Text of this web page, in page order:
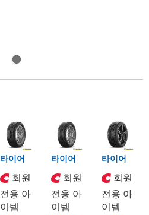
타이어
회원
전용 아
이템
타이어
회원
전용 아
이템
타이어
회원
전용 아
이템